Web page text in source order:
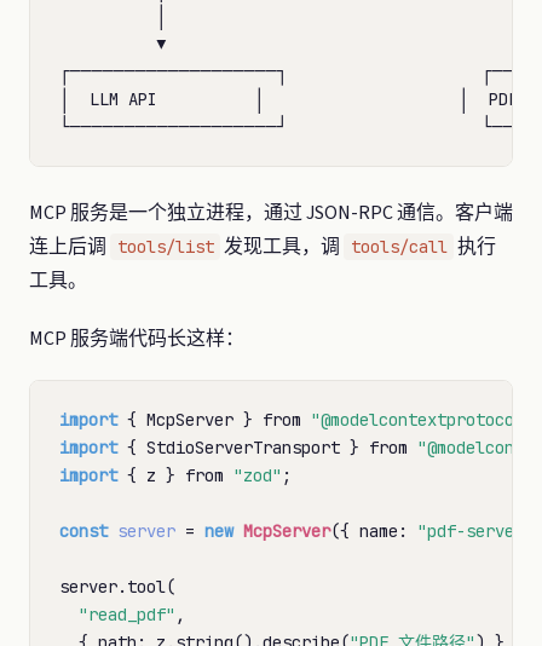
▼
┌───────────────────┐
│  LLM API          │                    │  PDF 文
MCP 服务是一个独立进程，通过 JSON-RPC 通信。客户端
连上后调
tools/list 发现工具，调 tools/call 执行
工具。
MCP 服务端代码长这样：
import { McpServer } from
import { StdioServerTransport } from
import { z } from "zod" ;
const server = new McpServer({ name: "pdf-server"
server.tool(
"read_pdf" ,